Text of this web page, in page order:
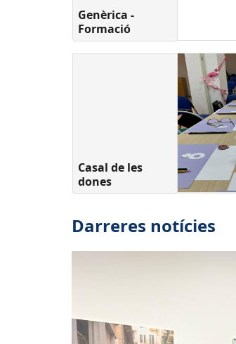
Genèrica -
Formació
Casal de les
dones
Darreres notícies